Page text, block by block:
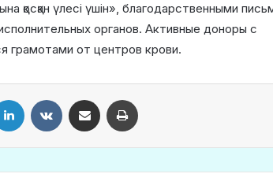
қосқан үлесі үшін», благодарственными
органов. Активные доноры с
от центров крови.